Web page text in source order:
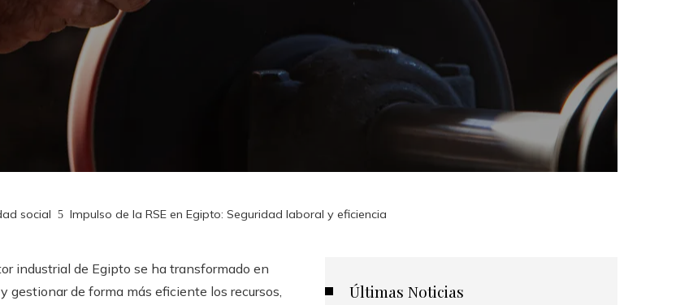
social Impulso de la RSE en Egipto: Seguridad laboral y eficiencia
industrial de Egipto se ha transformado en
gestionar de forma más eficiente los recursos,
Últimas Noticias